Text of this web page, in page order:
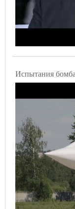
Испытания